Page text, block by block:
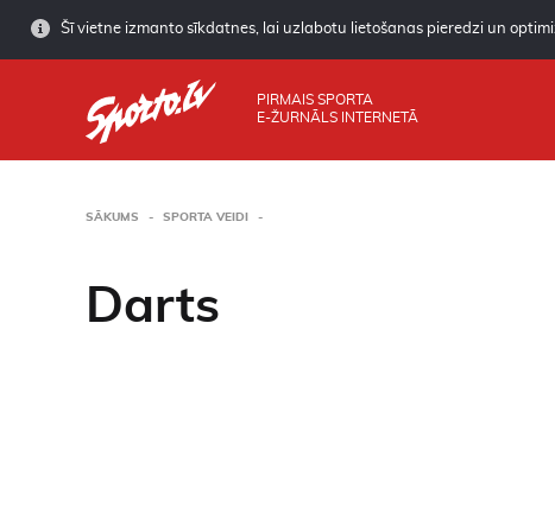
Šī vietne izmanto sīkdatnes, lai uzlabotu lietošanas pieredzi un
PIRMAIS SPORTA
E-ŽURNĀLS INTERNETĀ
SĀKUMS SPORTA VEIDI
Darts